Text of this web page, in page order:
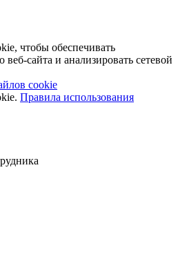
чтобы обеспечивать
сайта и анализировать сетевой
cookie
Правила использования